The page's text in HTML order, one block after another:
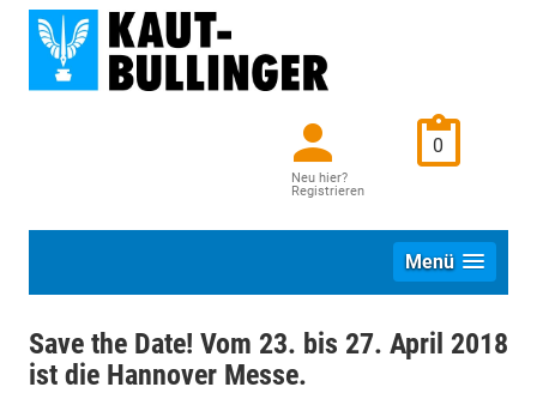
Neu hier?
Registrieren
0
Menü
Save the Date! Vom 23. bis 27. April 2018
ist die Hannover Messe.